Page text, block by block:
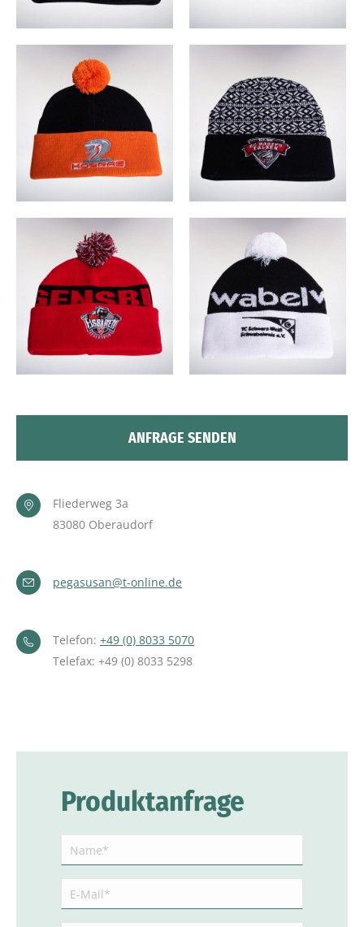
ANFRAGE SENDEN
Fliederweg 3a
83080 Oberaudorf
pegasusan@t-online.de
Telefon: +49 (0) 8033 5070
Telefax: +49 (0) 8033 5298
Produktanfrage
Name
(erforderlich)
Mail